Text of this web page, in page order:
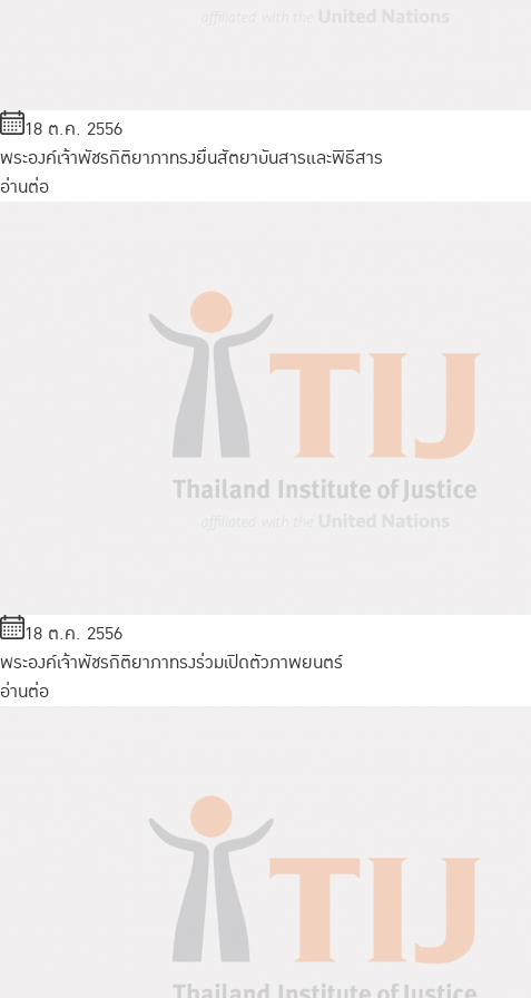
18 ต.ค. 2556
พระองค์เจ้าพัชรกิติยาภาทรงยื่นสัตยาบันสารและพิธีสาร
อ่านต่อ
18 ต.ค. 2556
พระองค์เจ้าพัชรกิติยาภาทรงร่วมเปิดตัวภาพยนตร์
อ่านต่อ